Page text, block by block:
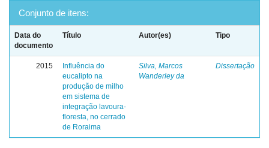
Conjunto de itens:
Data do
documento
Título Autor(es) Tipo
2015
Influência do
eucalipto na
produção de milho
em sistema de
integração lavoura-
floresta, no cerrado
de Roraima
Silva, Marcos
Wanderley da
Dissertação